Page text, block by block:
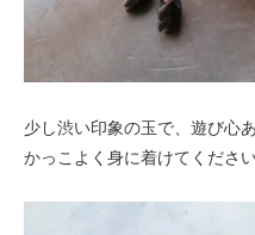
少し渋い印象の玉で、遊び心
かっこよく身に着けてください